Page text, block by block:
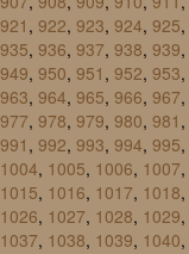
921 , 922, 923, 924, 925,
935, 936, 937, 938, 939,
949, 950, 951 , 952, 953,
963, 964, 965, 966, 967,
977, 978, 979, 980, 981 ,
991 , 992, 993, 994, 995,
1004, 1005, 1006, 1007,
1015, 1016, 1017, 1018,
1026, 1027, 1028, 1029,
1037, 1038, 1039, 1040,